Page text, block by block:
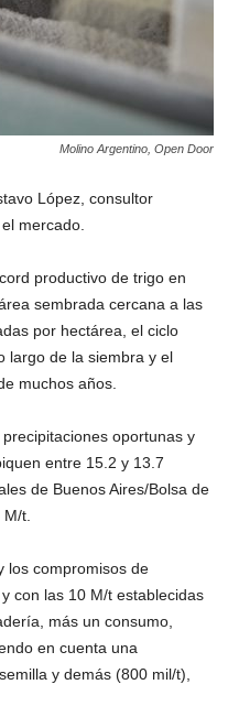
Molino Argentino, Open Door
López, consultor
mercado.
productivo de trigo en
sembrada cercana a las
por hectárea, el ciclo
largo de la siembra y el
muchos años.
oportunas y
entre 15.2 y 13.7
de Buenos Aires/Bolsa de
t.
los compromisos de
con las 10 M/t establecidas
más un consumo,
en cuenta una
y demás (800 mil/t),